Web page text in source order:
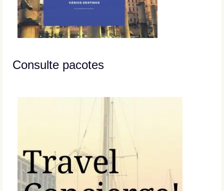
Consulte pacotes